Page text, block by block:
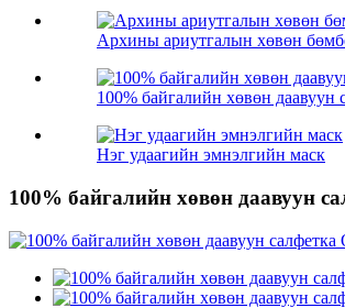
Архины ариутгалын хөвөн
100% байгалийн хөвөн даавуун
Нэг удаагийн эмнэлгийн маск
100% байгалийн хөвөн даавуун